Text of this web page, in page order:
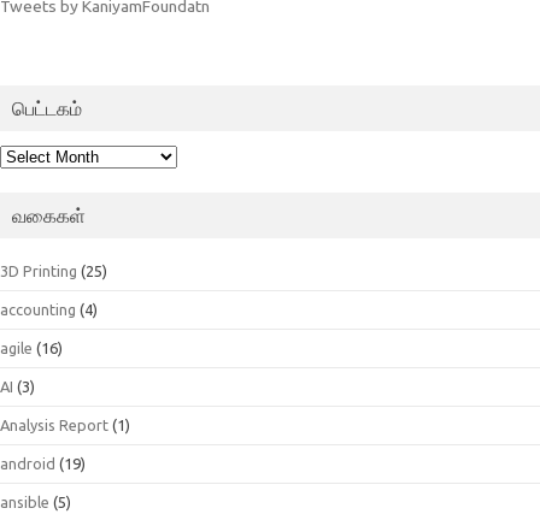
Tweets by KaniyamFoundatn
பெட்டகம்
பெட்டகம்
வகைகள்
3D Printing (25)
accounting (4)
agile (16)
AI (3)
Analysis Report (1)
android (19)
ansible (5)